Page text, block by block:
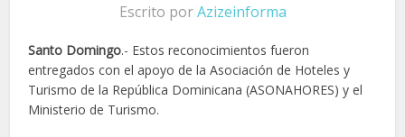
Escrito porAzizeinforma
Santo Domingo.- Estos reconocimientos fueron
entregados con el apoyo de la Asociación de Hoteles y
Turismo de la República Dominicana (ASONAHORES) y el
Ministerio de Turismo.